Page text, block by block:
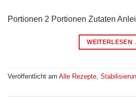
Portionen 2 Portionen Zutaten
WEITERLESEN
Veröffentlicht am Alle Rezepte,